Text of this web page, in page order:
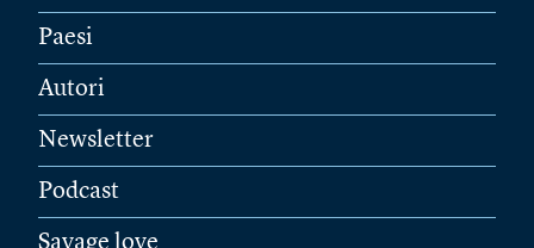
Paesi
Autori
Newsletter
Podcast
Savage love